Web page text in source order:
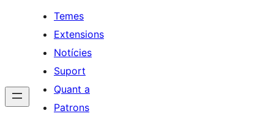
Temes
Extensions
Notícies
Suport
Quant a
Patrons